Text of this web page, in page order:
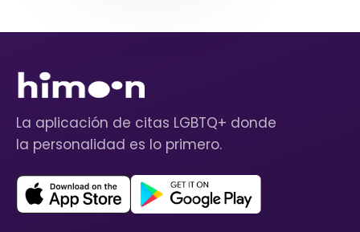
La aplicación de citas LGBTQ+ donde
la personalidad es lo primero.